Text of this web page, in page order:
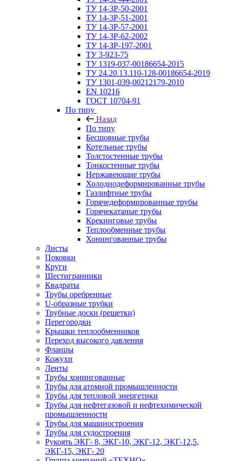
ТУ 14-3Р-50-2001
ТУ 14-3Р-51-2001
ТУ 14-3Р-57-2001
ТУ 14-3Р-62-2002
ТУ 14-ЗР-197-2001
ТУ 3-923-75
ТУ 1319-037-00186654-2015
ТУ 24.20.13.110-128-00186654-2019
ТУ 1301-039-00212179-2010
EN 10216
ГОСТ 10704-91
По типу
Назад
По типу
Бесшовные трубы
Котельные трубы
Толстостенные трубы
Тонкостенные трубы
Нержавеющие трубы
Холоднодеформированные трубы
Газлифтные трубы
Горячедеформированные трубы
Горячекатаные трубы
Крекинговые трубы
Теплообменные трубы
Хонингованные трубы
Листы
Поковки
Круги
Шестигранники
Квадраты
Трубы оребренные
U-образные трубки
Трубные доски (решетки)
Перегородки
Крышки теплообменников
Переход высокого давления
Фланцы
Кожухи
Ленты
Трубы хонингованные
Трубы для атомной промышленности
Трубы для тепловой энергетики
Трубы для нефтегазовой и нефтехимической
промышленности
Трубы для машиностроения
Трубы для судостроения
Рукоять ЭКГ- 8, ЭКГ-10, ЭКГ-12, ЭКГ-12,5,
ЭКГ-15, ЭКГ- 20